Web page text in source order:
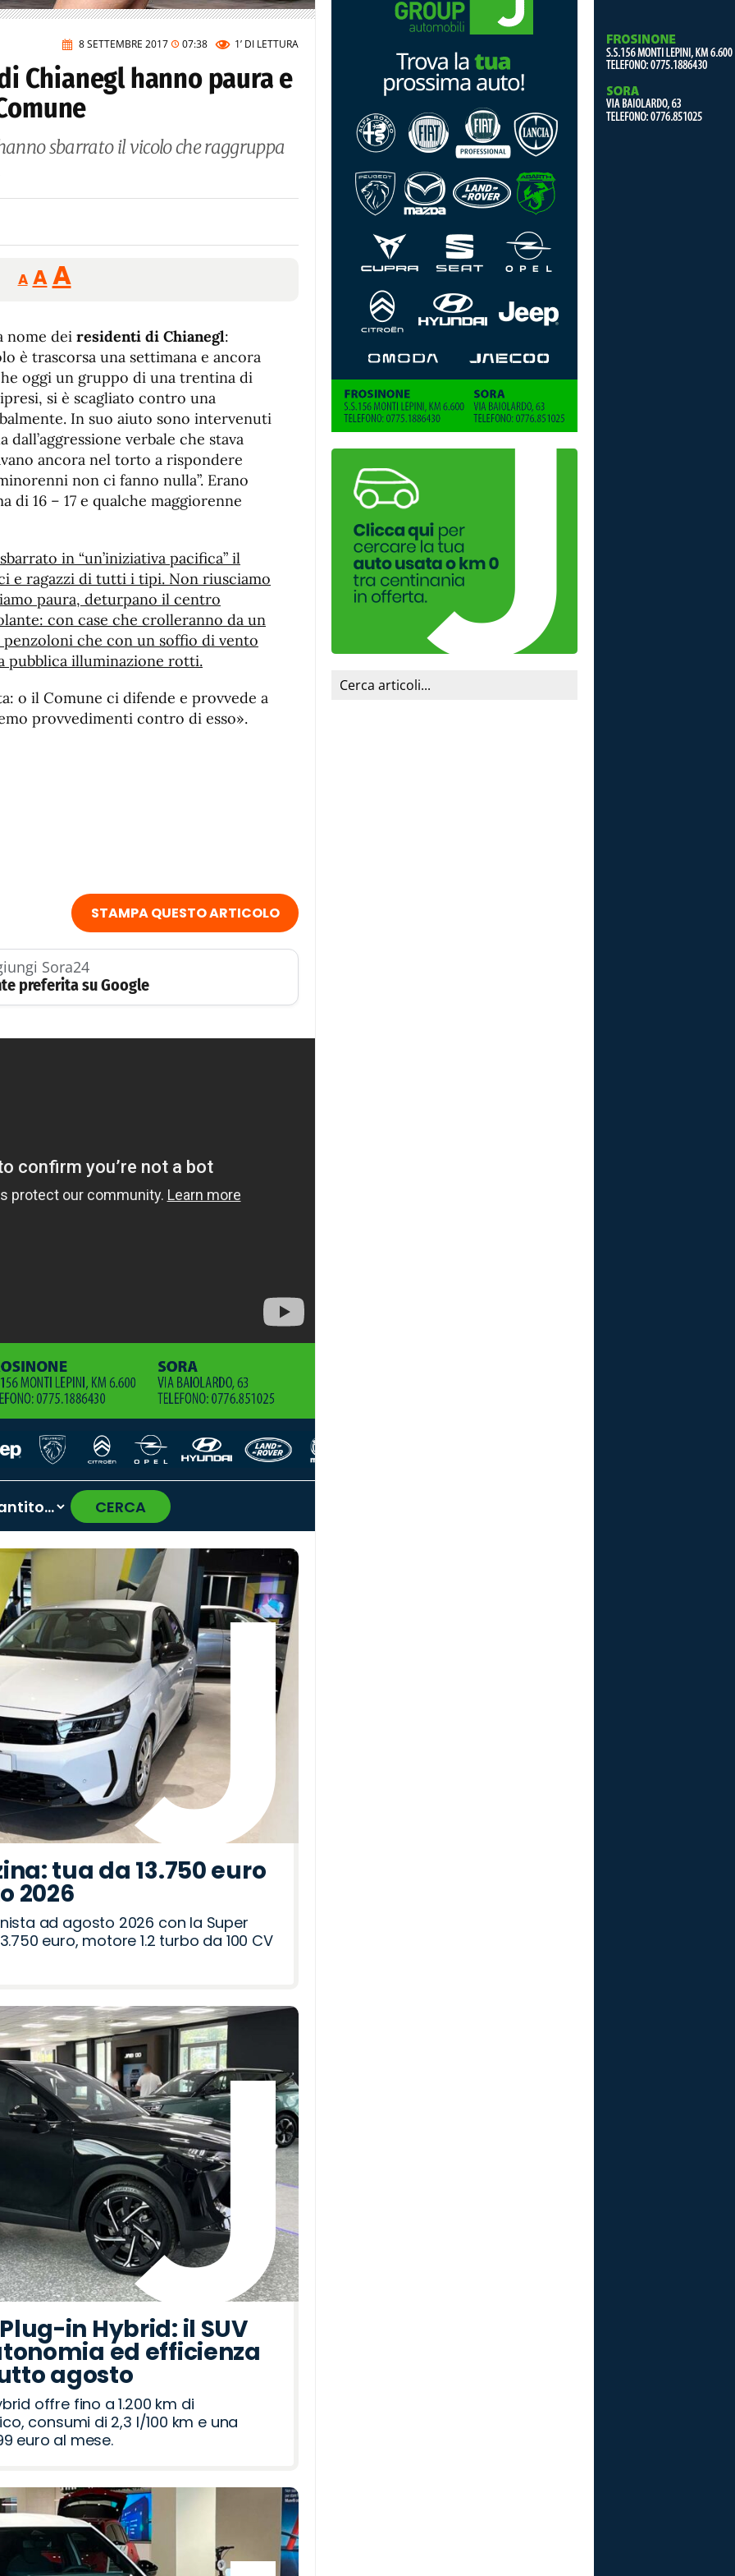
8 SETTEMBRE 2017 07:38 1’ DI LETTURA
Chianegl hanno paura e
sbarrato il vicolo che raggruppa
A
Reducir
tamaño
A Restablecer
tamaño
de
fuente
AAumentar
de
fuente.
nome dei residenti di Chianegl:
è trascorsa una settimana e ancora
oggi un gruppo di una trentina di
si è scagliato contro una
In suo aiuto sono intervenuti
verbale che stava
ancora nel torto a rispondere
non ci fanno nulla”. Erano
di 16 – 17 e qualche maggiorenne
in “un’iniziativa pacifica” il
e ragazzi di tutti i tipi. Non riusciamo
paura, deturpano il centro
con case che crolleranno da un
penzoloni che con un soffio di vento
pubblica illuminazione rotti.
o il Comune ci difende e provvede a
provvedimenti contro di esso».
STAMPA QUESTO ARTICOLO
Sora24
preferita su Google
CERCA
›
tua da 13.750 euro
2026
ad agosto 2026 con la Super
euro, motore 1.2 turbo da 100 CV
in Hybrid: il SUV
ed efficienza
agosto
offre fino a 1.200 km di
consumi di 2,3 l/100 km e una
euro al mese.